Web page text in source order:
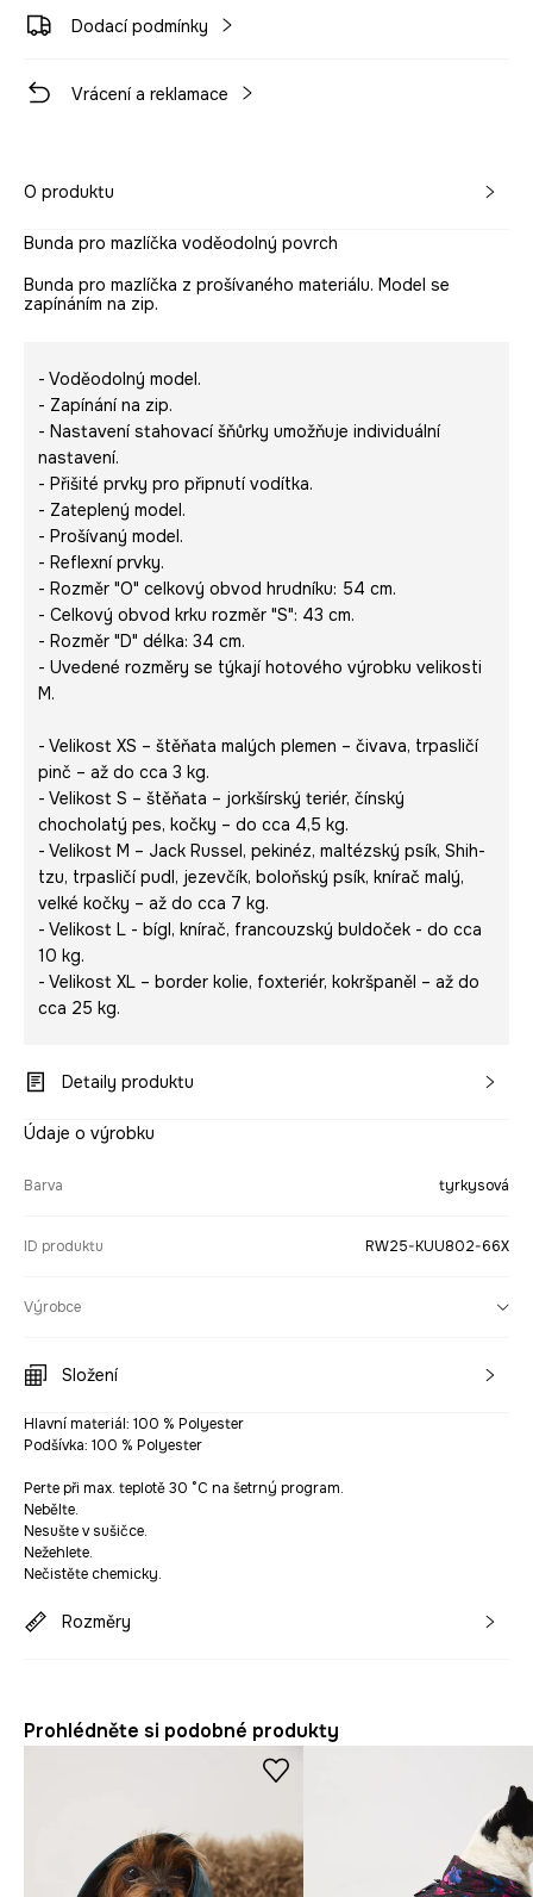
Dodací podmínky
Vrácení a reklamace
O produktu
Bunda pro mazlíčka voděodolný povrch
Bunda pro mazlíčka z prošívaného materiálu. Model se
zapínáním na zip.
- Voděodolný model.
- Zapínání na zip.
- Nastavení stahovací šňůrky umožňuje individuální
nastavení.
- Přišité prvky pro připnutí vodítka.
- Zateplený model.
- Prošívaný model.
- Reflexní prvky.
- Rozměr "O" celkový obvod hrudníku: 54 cm.
- Celkový obvod krku rozměr "S": 43 cm.
- Rozměr "D" délka: 34 cm.
- Uvedené rozměry se týkají hotového výrobku velikosti
M.
- Velikost XS – štěňata malých plemen – čivava, trpasličí
pinč – až do cca 3 kg.
- Velikost S – štěňata – jorkšírský teriér, čínský
chocholatý pes, kočky – do cca 4,5 kg.
- Velikost M – Jack Russel, pekinéz, maltézský psík, Shih-
tzu, trpasličí pudl, jezevčík, boloňský psík, knírač malý,
velké kočky – až do cca 7 kg.
- Velikost L - bígl, knírač, francouzský buldoček - do cca
10 kg.
- Velikost XL – border kolie, foxteriér, kokršpaněl – až do
cca 25 kg.
Detaily produktu
Údaje o výrobku
Barva tyrkysová
ID produktu RW25-KUU802-66X
Výrobce
Složení
Hlavní materiál: 100 % Polyester
Podšívka: 100 % Polyester
Perte při max. teplotě 30 °C na šetrný program.
Nebělte.
Nesušte v sušičce.
Nežehlete.
Nečistěte chemicky.
Rozměry
Prohlédněte si podobné produkty